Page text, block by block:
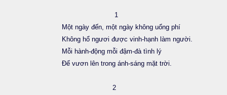
1
Một ngày đến, một ngày không uổng phí
Không hổ ngươi được vinh-hạnh làm người.
Mỗi hành-động mỗi đậm-đà tình lý
Để vươn lên trong ánh-sáng mặt trời.
2